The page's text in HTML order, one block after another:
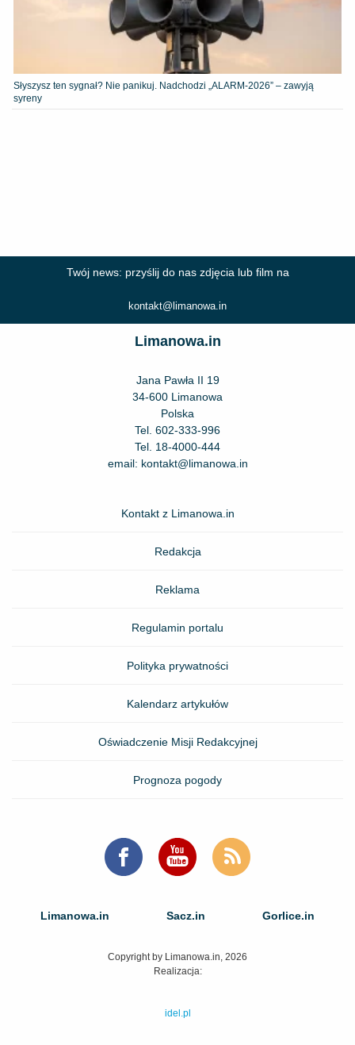
Słyszysz ten sygnał? Nie panikuj. Nadchodzi „ALARM-2026” – zawyją
syreny
Twój news: przyślij do nas zdjęcia lub film na
kontakt@limanowa.in
Limanowa.in
Jana Pawła II 19
34-600 Limanowa
Polska
Tel. 602-333-996
Tel. 18-4000-444
email: kontakt@limanowa.in
Kontakt z Limanowa.in
Redakcja
Reklama
Regulamin portalu
Polityka prywatności
Kalendarz artykułów
Oświadczenie Misji Redakcyjnej
Prognoza pogody
Limanowa.in Sacz.in Gorlice.in
Copyright by Limanowa.in, 2026
Realizacja:
idel.pl